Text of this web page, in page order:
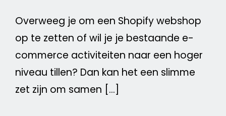
Overweeg je om een Shopify webshop
op te zetten of wil je je bestaande e-
commerce activiteiten naar een hoger
niveau tillen? Dan kan het een slimme
zet zijn om samen [...]